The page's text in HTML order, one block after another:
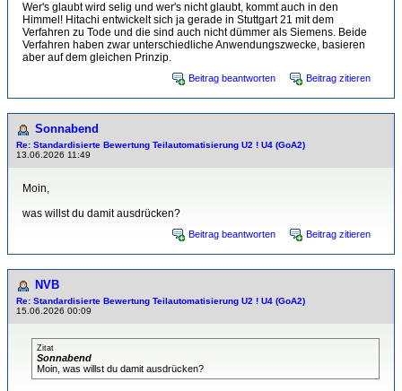
Wer's glaubt wird selig und wer's nicht glaubt, kommt auch in den
Himmel! Hitachi entwickelt sich ja gerade in Stuttgart 21 mit dem
Verfahren zu Tode und die sind auch nicht dümmer als Siemens. Beide
Verfahren haben zwar unterschiedliche Anwendungszwecke, basieren
aber auf dem gleichen Prinzip.
Beitrag beantworten Beitrag zitieren
Sonnabend
Re: Standardisierte Bewertung Teilautomatisierung U2 ! U4 (GoA2)
13.06.2026 11:49
Moin,
was willst du damit ausdrücken?
Beitrag beantworten Beitrag zitieren
NVB
Re: Standardisierte Bewertung Teilautomatisierung U2 ! U4 (GoA2)
15.06.2026 00:09
Zitat
Sonnabend
Moin, was willst du damit ausdrücken?